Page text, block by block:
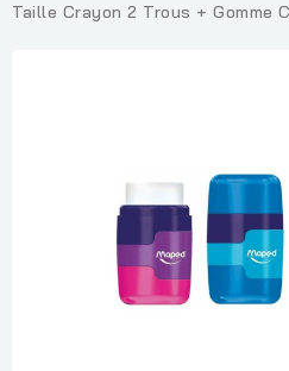
Taille Crayon 2 Trous + Gomme